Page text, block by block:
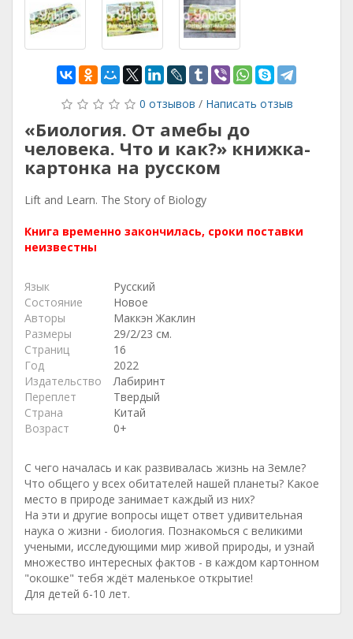
0 отзывов / Написать отзыв
«Биология. От амебы до
человека. Что и как?» книжка-
картонка на русском
Lift and Learn. The Story of Biology
Книга временно закончилась, сроки поставки
неизвестны
Язык
Русский
Состояние
Новое
Авторы
Маккэн Жаклин
Размеры
29/2/23 см.
Страниц
16
Год
2022
Издательство
Лабиринт
Переплет
Твердый
Страна
Китай
Возраст
0+
С чего началась и как развивалась жизнь на Земле?
Что общего у всех обитателей нашей планеты? Какое
место в природе занимает каждый из них?
На эти и другие вопросы ищет ответ удивительная
наука о жизни - биология. Познакомься с великими
учеными, исследующими мир живой природы, и узнай
множество интересных фактов - в каждом картонном
"окошке" тебя ждёт маленькое открытие!
Для детей 6-10 лет.